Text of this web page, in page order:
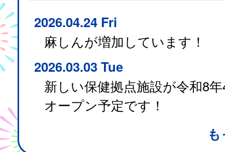
2026.04.24 Fri
麻しんが増加しています！
2026.03.03 Tue
新しい保健拠点施設が令和8
オープン予定です！